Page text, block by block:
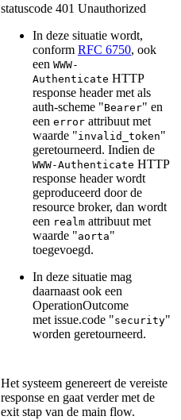
statuscode 401 Unauthorized
In deze situatie wordt,
conform RFC 6750, ook
een WWW-
Authenticate HTTP
response header met als
auth-scheme "Bearer" en
een error attribuut met
waarde "invalid_token"
geretourneerd. Indien de
WWW-Authenticate HTTP
response header wordt
geproduceerd door de
resource broker, dan wordt
een realm attribuut met
waarde "aorta"
toegevoegd.
In deze situatie mag
daarnaast ook een
OperationOutcome
met issue.code "security"
worden geretourneerd.
Het systeem genereert de vereiste
response en gaat verder met de
exit stap van de main flow.